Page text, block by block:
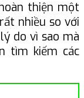
thiện một
nhiều so với
do vì sao mà
tìm kiếm các